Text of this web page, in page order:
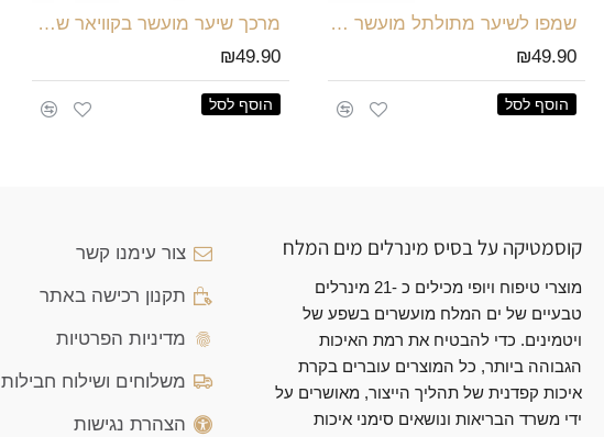
שמפו לשיער מתולתל מועשר בקוויאר שחור
₪49.90
הוסף לסל
מרכך שיער מועשר בקוויאר שחור
₪49.90
הוסף לסל
קוסמטיקה על בסיס מינרלים מים המלח
מוצרי טיפוח ויופי מכילים כ -21 מינרלים
טבעיים של ים המלח מועשרים בשפע של
ויטמינים. כדי להבטיח את רמת האיכות
הגבוהה ביותר, כל המוצרים עוברים בקרת
איכות קפדנית של תהליך הייצור, מאושרים על
ידי משרד הבריאות ונושאים סימני איכות
צור עימנו קשר
תקנון רכישה באתר
מדיניות הפרטיות
משלוחים ושילוח חבילות
הצהרת נגישות